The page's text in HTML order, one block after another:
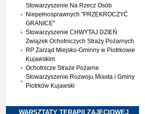
Stowarzyszenie Na Rzecz Osób
Niepełnosprawnych "PRZEKROCZYĆ
GRANICE"
Stowarzyszenie CHWYTAJ DZIEŃ
Związek Ochotniczych Straży Pożarnych
RP Zarząd Miejsko-Gminny w Piotrkowie
Kujawskim
Ochotnicze Straże Pożarne
Stowarzyszenie Rozwoju Miasta i Gminy
Piotrków Kujawski
WARSZTATY TERAPII ZAJĘCIOWEJ